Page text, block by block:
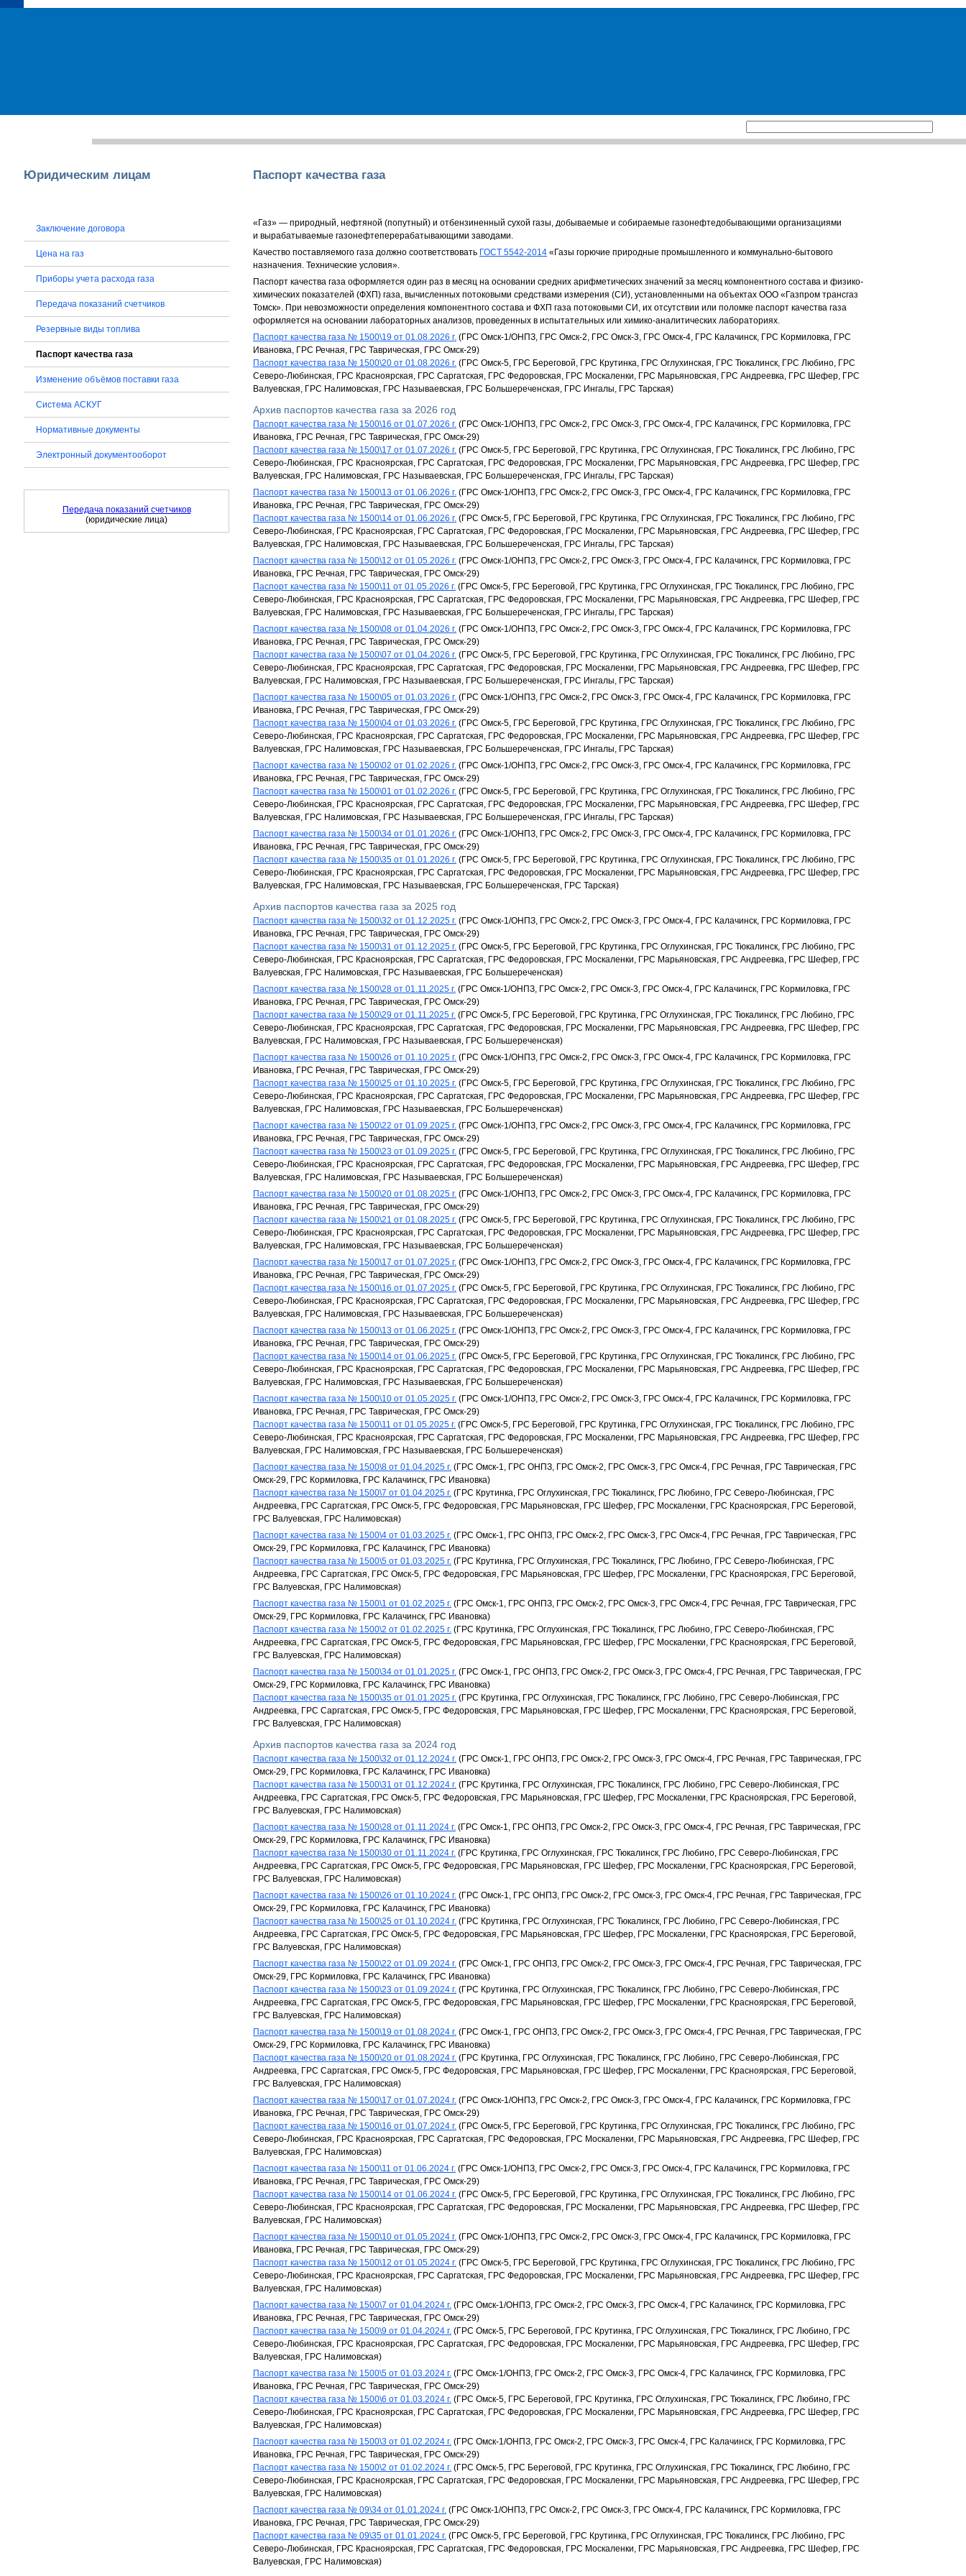
Юридическим лицам
Заключение договора
Цена на газ
Приборы учета расхода газа
Передача показаний счетчиков
Резервные виды топлива
Паспорт качества газа
Изменение объёмов поставки газа
Система АСКУГ
Нормативные документы
Электронный документооборот
Передача показаний счетчиков
(юридические лица)
Паспорт качества газа
«Газ» — природный, нефтяной (попутный) и отбензиненный сухой газы, добываемые и собираемые газонефтедобывающими организациями
и вырабатываемые газонефтеперерабатывающими заводами.
Качество поставляемого газа должно соответствовать ГОСТ 5542-2014 «Газы горючие природные промышленного и коммунально-бытового
назначения. Технические условия».
Паспорт качества газа оформляется один раз в месяц на основании средних арифметических значений за месяц компонентного состава и физико-
химических показателей (ФХП) газа, вычисленных потоковыми средствами измерения (СИ), установленными на объектах ООО «Газпром трансгаз
Томск». При невозможности определения компонентного состава и ФХП газа потоковыми СИ, их отсутствии или поломке паспорт качества газа
оформляется на основании лабораторных анализов, проведенных в испытательных или химико-аналитических лабораториях.
Паспорт качества газа № 1500\19 от 01.08.2026 г. (ГРС Омск-1/ОНПЗ, ГРС Омск-2, ГРС Омск-3, ГРС Омск-4, ГРС Калачинск, ГРС Кормиловка, ГРС
Ивановка, ГРС Речная, ГРС Таврическая, ГРС Омск-29)
Паспорт качества газа № 1500\20 от 01.08.2026 г. (ГРС Омск-5, ГРС Береговой, ГРС Крутинка, ГРС Оглухинская, ГРС Тюкалинск, ГРС Любино, ГРС
Северо-Любинская, ГРС Красноярская, ГРС Саргатская, ГРС Федоровская, ГРС Москаленки, ГРС Марьяновская, ГРС Андреевка, ГРС Шефер, ГРС
Валуевская, ГРС Налимовская, ГРС Называевская, ГРС Большереченская, ГРС Ингалы, ГРС Тарская)
Архив паспортов качества газа за 2026 год
Паспорт качества газа № 1500\16 от 01.07.2026 г. (ГРС Омск-1/ОНПЗ, ГРС Омск-2, ГРС Омск-3, ГРС Омск-4, ГРС Калачинск, ГРС Кормиловка, ГРС
Ивановка, ГРС Речная, ГРС Таврическая, ГРС Омск-29)
Паспорт качества газа № 1500\17 от 01.07.2026 г. (ГРС Омск-5, ГРС Береговой, ГРС Крутинка, ГРС Оглухинская, ГРС Тюкалинск, ГРС Любино, ГРС
Северо-Любинская, ГРС Красноярская, ГРС Саргатская, ГРС Федоровская, ГРС Москаленки, ГРС Марьяновская, ГРС Андреевка, ГРС Шефер, ГРС
Валуевская, ГРС Налимовская, ГРС Называевская, ГРС Большереченская, ГРС Ингалы, ГРС Тарская)
Паспорт качества газа № 1500\13 от 01.06.2026 г. (ГРС Омск-1/ОНПЗ, ГРС Омск-2, ГРС Омск-3, ГРС Омск-4, ГРС Калачинск, ГРС Кормиловка, ГРС
Ивановка, ГРС Речная, ГРС Таврическая, ГРС Омск-29)
Паспорт качества газа № 1500\14 от 01.06.2026 г. (ГРС Омск-5, ГРС Береговой, ГРС Крутинка, ГРС Оглухинская, ГРС Тюкалинск, ГРС Любино, ГРС
Северо-Любинская, ГРС Красноярская, ГРС Саргатская, ГРС Федоровская, ГРС Москаленки, ГРС Марьяновская, ГРС Андреевка, ГРС Шефер, ГРС
Валуевская, ГРС Налимовская, ГРС Называевская, ГРС Большереченская, ГРС Ингалы, ГРС Тарская)
Паспорт качества газа № 1500\12 от 01.05.2026 г. (ГРС Омск-1/ОНПЗ, ГРС Омск-2, ГРС Омск-3, ГРС Омск-4, ГРС Калачинск, ГРС Кормиловка, ГРС
Ивановка, ГРС Речная, ГРС Таврическая, ГРС Омск-29)
Паспорт качества газа № 1500\11 от 01.05.2026 г. (ГРС Омск-5, ГРС Береговой, ГРС Крутинка, ГРС Оглухинская, ГРС Тюкалинск, ГРС Любино, ГРС
Северо-Любинская, ГРС Красноярская, ГРС Саргатская, ГРС Федоровская, ГРС Москаленки, ГРС Марьяновская, ГРС Андреевка, ГРС Шефер, ГРС
Валуевская, ГРС Налимовская, ГРС Называевская, ГРС Большереченская, ГРС Ингалы, ГРС Тарская)
Паспорт качества газа № 1500\08 от 01.04.2026 г. (ГРС Омск-1/ОНПЗ, ГРС Омск-2, ГРС Омск-3, ГРС Омск-4, ГРС Калачинск, ГРС Кормиловка, ГРС
Ивановка, ГРС Речная, ГРС Таврическая, ГРС Омск-29)
Паспорт качества газа № 1500\07 от 01.04.2026 г. (ГРС Омск-5, ГРС Береговой, ГРС Крутинка, ГРС Оглухинская, ГРС Тюкалинск, ГРС Любино, ГРС
Северо-Любинская, ГРС Красноярская, ГРС Саргатская, ГРС Федоровская, ГРС Москаленки, ГРС Марьяновская, ГРС Андреевка, ГРС Шефер, ГРС
Валуевская, ГРС Налимовская, ГРС Называевская, ГРС Большереченская, ГРС Ингалы, ГРС Тарская)
Паспорт качества газа № 1500\05 от 01.03.2026 г. (ГРС Омск-1/ОНПЗ, ГРС Омск-2, ГРС Омск-3, ГРС Омск-4, ГРС Калачинск, ГРС Кормиловка, ГРС
Ивановка, ГРС Речная, ГРС Таврическая, ГРС Омск-29)
Паспорт качества газа № 1500\04 от 01.03.2026 г. (ГРС Омск-5, ГРС Береговой, ГРС Крутинка, ГРС Оглухинская, ГРС Тюкалинск, ГРС Любино, ГРС
Северо-Любинская, ГРС Красноярская, ГРС Саргатская, ГРС Федоровская, ГРС Москаленки, ГРС Марьяновская, ГРС Андреевка, ГРС Шефер, ГРС
Валуевская, ГРС Налимовская, ГРС Называевская, ГРС Большереченская, ГРС Ингалы, ГРС Тарская)
Паспорт качества газа № 1500\02 от 01.02.2026 г. (ГРС Омск-1/ОНПЗ, ГРС Омск-2, ГРС Омск-3, ГРС Омск-4, ГРС Калачинск, ГРС Кормиловка, ГРС
Ивановка, ГРС Речная, ГРС Таврическая, ГРС Омск-29)
Паспорт качества газа № 1500\01 от 01.02.2026 г. (ГРС Омск-5, ГРС Береговой, ГРС Крутинка, ГРС Оглухинская, ГРС Тюкалинск, ГРС Любино, ГРС
Северо-Любинская, ГРС Красноярская, ГРС Саргатская, ГРС Федоровская, ГРС Москаленки, ГРС Марьяновская, ГРС Андреевка, ГРС Шефер, ГРС
Валуевская, ГРС Налимовская, ГРС Называевская, ГРС Большереченская, ГРС Ингалы, ГРС Тарская)
Паспорт качества газа № 1500\34 от 01.01.2026 г. (ГРС Омск-1/ОНПЗ, ГРС Омск-2, ГРС Омск-3, ГРС Омск-4, ГРС Калачинск, ГРС Кормиловка, ГРС
Ивановка, ГРС Речная, ГРС Таврическая, ГРС Омск-29)
Паспорт качества газа № 1500\35 от 01.01.2026 г. (ГРС Омск-5, ГРС Береговой, ГРС Крутинка, ГРС Оглухинская, ГРС Тюкалинск, ГРС Любино, ГРС
Северо-Любинская, ГРС Красноярская, ГРС Саргатская, ГРС Федоровская, ГРС Москаленки, ГРС Марьяновская, ГРС Андреевка, ГРС Шефер, ГРС
Валуевская, ГРС Налимовская, ГРС Называевская, ГРС Большереченская, ГРС Тарская)
Архив паспортов качества газа за 2025 год
Паспорт качества газа № 1500\32 от 01.12.2025 г. (ГРС Омск-1/ОНПЗ, ГРС Омск-2, ГРС Омск-3, ГРС Омск-4, ГРС Калачинск, ГРС Кормиловка, ГРС
Ивановка, ГРС Речная, ГРС Таврическая, ГРС Омск-29)
Паспорт качества газа № 1500\31 от 01.12.2025 г. (ГРС Омск-5, ГРС Береговой, ГРС Крутинка, ГРС Оглухинская, ГРС Тюкалинск, ГРС Любино, ГРС
Северо-Любинская, ГРС Красноярская, ГРС Саргатская, ГРС Федоровская, ГРС Москаленки, ГРС Марьяновская, ГРС Андреевка, ГРС Шефер, ГРС
Валуевская, ГРС Налимовская, ГРС Называевская, ГРС Большереченская)
Паспорт качества газа № 1500\28 от 01.11.2025 г. (ГРС Омск-1/ОНПЗ, ГРС Омск-2, ГРС Омск-3, ГРС Омск-4, ГРС Калачинск, ГРС Кормиловка, ГРС
Ивановка, ГРС Речная, ГРС Таврическая, ГРС Омск-29)
Паспорт качества газа № 1500\29 от 01.11.2025 г. (ГРС Омск-5, ГРС Береговой, ГРС Крутинка, ГРС Оглухинская, ГРС Тюкалинск, ГРС Любино, ГРС
Северо-Любинская, ГРС Красноярская, ГРС Саргатская, ГРС Федоровская, ГРС Москаленки, ГРС Марьяновская, ГРС Андреевка, ГРС Шефер, ГРС
Валуевская, ГРС Налимовская, ГРС Называевская, ГРС Большереченская)
Паспорт качества газа № 1500\26 от 01.10.2025 г. (ГРС Омск-1/ОНПЗ, ГРС Омск-2, ГРС Омск-3, ГРС Омск-4, ГРС Калачинск, ГРС Кормиловка, ГРС
Ивановка, ГРС Речная, ГРС Таврическая, ГРС Омск-29)
Паспорт качества газа № 1500\25 от 01.10.2025 г. (ГРС Омск-5, ГРС Береговой, ГРС Крутинка, ГРС Оглухинская, ГРС Тюкалинск, ГРС Любино, ГРС
Северо-Любинская, ГРС Красноярская, ГРС Саргатская, ГРС Федоровская, ГРС Москаленки, ГРС Марьяновская, ГРС Андреевка, ГРС Шефер, ГРС
Валуевская, ГРС Налимовская, ГРС Называевская, ГРС Большереченская)
Паспорт качества газа № 1500\22 от 01.09.2025 г. (ГРС Омск-1/ОНПЗ, ГРС Омск-2, ГРС Омск-3, ГРС Омск-4, ГРС Калачинск, ГРС Кормиловка, ГРС
Ивановка, ГРС Речная, ГРС Таврическая, ГРС Омск-29)
Паспорт качества газа № 1500\23 от 01.09.2025 г. (ГРС Омск-5, ГРС Береговой, ГРС Крутинка, ГРС Оглухинская, ГРС Тюкалинск, ГРС Любино, ГРС
Северо-Любинская, ГРС Красноярская, ГРС Саргатская, ГРС Федоровская, ГРС Москаленки, ГРС Марьяновская, ГРС Андреевка, ГРС Шефер, ГРС
Валуевская, ГРС Налимовская, ГРС Называевская, ГРС Большереченская)
Паспорт качества газа № 1500\20 от 01.08.2025 г. (ГРС Омск-1/ОНПЗ, ГРС Омск-2, ГРС Омск-3, ГРС Омск-4, ГРС Калачинск, ГРС Кормиловка, ГРС
Ивановка, ГРС Речная, ГРС Таврическая, ГРС Омск-29)
Паспорт качества газа № 1500\21 от 01.08.2025 г. (ГРС Омск-5, ГРС Береговой, ГРС Крутинка, ГРС Оглухинская, ГРС Тюкалинск, ГРС Любино, ГРС
Северо-Любинская, ГРС Красноярская, ГРС Саргатская, ГРС Федоровская, ГРС Москаленки, ГРС Марьяновская, ГРС Андреевка, ГРС Шефер, ГРС
Валуевская, ГРС Налимовская, ГРС Называевская, ГРС Большереченская)
Паспорт качества газа № 1500\17 от 01.07.2025 г. (ГРС Омск-1/ОНПЗ, ГРС Омск-2, ГРС Омск-3, ГРС Омск-4, ГРС Калачинск, ГРС Кормиловка, ГРС
Ивановка, ГРС Речная, ГРС Таврическая, ГРС Омск-29)
Паспорт качества газа № 1500\16 от 01.07.2025 г. (ГРС Омск-5, ГРС Береговой, ГРС Крутинка, ГРС Оглухинская, ГРС Тюкалинск, ГРС Любино, ГРС
Северо-Любинская, ГРС Красноярская, ГРС Саргатская, ГРС Федоровская, ГРС Москаленки, ГРС Марьяновская, ГРС Андреевка, ГРС Шефер, ГРС
Валуевская, ГРС Налимовская, ГРС Называевская, ГРС Большереченская)
Паспорт качества газа № 1500\13 от 01.06.2025 г. (ГРС Омск-1/ОНПЗ, ГРС Омск-2, ГРС Омск-3, ГРС Омск-4, ГРС Калачинск, ГРС Кормиловка, ГРС
Ивановка, ГРС Речная, ГРС Таврическая, ГРС Омск-29)
Паспорт качества газа № 1500\14 от 01.06.2025 г. (ГРС Омск-5, ГРС Береговой, ГРС Крутинка, ГРС Оглухинская, ГРС Тюкалинск, ГРС Любино, ГРС
Северо-Любинская, ГРС Красноярская, ГРС Саргатская, ГРС Федоровская, ГРС Москаленки, ГРС Марьяновская, ГРС Андреевка, ГРС Шефер, ГРС
Валуевская, ГРС Налимовская, ГРС Называевская, ГРС Большереченская)
Паспорт качества газа № 1500\10 от 01.05.2025 г. (ГРС Омск-1/ОНПЗ, ГРС Омск-2, ГРС Омск-3, ГРС Омск-4, ГРС Калачинск, ГРС Кормиловка, ГРС
Ивановка, ГРС Речная, ГРС Таврическая, ГРС Омск-29)
Паспорт качества газа № 1500\11 от 01.05.2025 г. (ГРС Омск-5, ГРС Береговой, ГРС Крутинка, ГРС Оглухинская, ГРС Тюкалинск, ГРС Любино, ГРС
Северо-Любинская, ГРС Красноярская, ГРС Саргатская, ГРС Федоровская, ГРС Москаленки, ГРС Марьяновская, ГРС Андреевка, ГРС Шефер, ГРС
Валуевская, ГРС Налимовская, ГРС Называевская, ГРС Большереченская)
Паспорт качества газа № 1500\8 от 01.04.2025 г. (ГРС Омск-1, ГРС ОНПЗ, ГРС Омск-2, ГРС Омск-3, ГРС Омск-4, ГРС Речная, ГРС Таврическая, ГРС
Омск-29, ГРС Кормиловка, ГРС Калачинск, ГРС Ивановка)
Паспорт качества газа № 1500\7 от 01.04.2025 г. (ГРС Крутинка, ГРС Оглухинская, ГРС Тюкалинск, ГРС Любино, ГРС Северо-Любинская, ГРС
Андреевка, ГРС Саргатская, ГРС Омск-5, ГРС Федоровская, ГРС Марьяновская, ГРС Шефер, ГРС Москаленки, ГРС Красноярская, ГРС Береговой,
ГРС Валуевская, ГРС Налимовская)
Паспорт качества газа № 1500\4 от 01.03.2025 г. (ГРС Омск-1, ГРС ОНПЗ, ГРС Омск-2, ГРС Омск-3, ГРС Омск-4, ГРС Речная, ГРС Таврическая, ГРС
Омск-29, ГРС Кормиловка, ГРС Калачинск, ГРС Ивановка)
Паспорт качества газа № 1500\5 от 01.03.2025 г. (ГРС Крутинка, ГРС Оглухинская, ГРС Тюкалинск, ГРС Любино, ГРС Северо-Любинская, ГРС
Андреевка, ГРС Саргатская, ГРС Омск-5, ГРС Федоровская, ГРС Марьяновская, ГРС Шефер, ГРС Москаленки, ГРС Красноярская, ГРС Береговой,
ГРС Валуевская, ГРС Налимовская)
Паспорт качества газа № 1500\1 от 01.02.2025 г. (ГРС Омск-1, ГРС ОНПЗ, ГРС Омск-2, ГРС Омск-3, ГРС Омск-4, ГРС Речная, ГРС Таврическая, ГРС
Омск-29, ГРС Кормиловка, ГРС Калачинск, ГРС Ивановка)
Паспорт качества газа № 1500\2 от 01.02.2025 г. (ГРС Крутинка, ГРС Оглухинская, ГРС Тюкалинск, ГРС Любино, ГРС Северо-Любинская, ГРС
Андреевка, ГРС Саргатская, ГРС Омск-5, ГРС Федоровская, ГРС Марьяновская, ГРС Шефер, ГРС Москаленки, ГРС Красноярская, ГРС Береговой,
ГРС Валуевская, ГРС Налимовская)
Паспорт качества газа № 1500\34 от 01.01.2025 г. (ГРС Омск-1, ГРС ОНПЗ, ГРС Омск-2, ГРС Омск-3, ГРС Омск-4, ГРС Речная, ГРС Таврическая, ГРС
Омск-29, ГРС Кормиловка, ГРС Калачинск, ГРС Ивановка)
Паспорт качества газа № 1500\35 от 01.01.2025 г. (ГРС Крутинка, ГРС Оглухинская, ГРС Тюкалинск, ГРС Любино, ГРС Северо-Любинская, ГРС
Андреевка, ГРС Саргатская, ГРС Омск-5, ГРС Федоровская, ГРС Марьяновская, ГРС Шефер, ГРС Москаленки, ГРС Красноярская, ГРС Береговой,
ГРС Валуевская, ГРС Налимовская)
Архив паспортов качества газа за 2024 год
Паспорт качества газа № 1500\32 от 01.12.2024 г. (ГРС Омск-1, ГРС ОНПЗ, ГРС Омск-2, ГРС Омск-3, ГРС Омск-4, ГРС Речная, ГРС Таврическая, ГРС
Омск-29, ГРС Кормиловка, ГРС Калачинск, ГРС Ивановка)
Паспорт качества газа № 1500\31 от 01.12.2024 г. (ГРС Крутинка, ГРС Оглухинская, ГРС Тюкалинск, ГРС Любино, ГРС Северо-Любинская, ГРС
Андреевка, ГРС Саргатская, ГРС Омск-5, ГРС Федоровская, ГРС Марьяновская, ГРС Шефер, ГРС Москаленки, ГРС Красноярская, ГРС Береговой,
ГРС Валуевская, ГРС Налимовская)
Паспорт качества газа № 1500\28 от 01.11.2024 г. (ГРС Омск-1, ГРС ОНПЗ, ГРС Омск-2, ГРС Омск-3, ГРС Омск-4, ГРС Речная, ГРС Таврическая, ГРС
Омск-29, ГРС Кормиловка, ГРС Калачинск, ГРС Ивановка)
Паспорт качества газа № 1500\30 от 01.11.2024 г. (ГРС Крутинка, ГРС Оглухинская, ГРС Тюкалинск, ГРС Любино, ГРС Северо-Любинская, ГРС
Андреевка, ГРС Саргатская, ГРС Омск-5, ГРС Федоровская, ГРС Марьяновская, ГРС Шефер, ГРС Москаленки, ГРС Красноярская, ГРС Береговой,
ГРС Валуевская, ГРС Налимовская)
Паспорт качества газа № 1500\26 от 01.10.2024 г. (ГРС Омск-1, ГРС ОНПЗ, ГРС Омск-2, ГРС Омск-3, ГРС Омск-4, ГРС Речная, ГРС Таврическая, ГРС
Омск-29, ГРС Кормиловка, ГРС Калачинск, ГРС Ивановка)
Паспорт качества газа № 1500\25 от 01.10.2024 г. (ГРС Крутинка, ГРС Оглухинская, ГРС Тюкалинск, ГРС Любино, ГРС Северо-Любинская, ГРС
Андреевка, ГРС Саргатская, ГРС Омск-5, ГРС Федоровская, ГРС Марьяновская, ГРС Шефер, ГРС Москаленки, ГРС Красноярская, ГРС Береговой,
ГРС Валуевская, ГРС Налимовская)
Паспорт качества газа № 1500\22 от 01.09.2024 г. (ГРС Омск-1, ГРС ОНПЗ, ГРС Омск-2, ГРС Омск-3, ГРС Омск-4, ГРС Речная, ГРС Таврическая, ГРС
Омск-29, ГРС Кормиловка, ГРС Калачинск, ГРС Ивановка)
Паспорт качества газа № 1500\23 от 01.09.2024 г. (ГРС Крутинка, ГРС Оглухинская, ГРС Тюкалинск, ГРС Любино, ГРС Северо-Любинская, ГРС
Андреевка, ГРС Саргатская, ГРС Омск-5, ГРС Федоровская, ГРС Марьяновская, ГРС Шефер, ГРС Москаленки, ГРС Красноярская, ГРС Береговой,
ГРС Валуевская, ГРС Налимовская)
Паспорт качества газа № 1500\19 от 01.08.2024 г. (ГРС Омск-1, ГРС ОНПЗ, ГРС Омск-2, ГРС Омск-3, ГРС Омск-4, ГРС Речная, ГРС Таврическая, ГРС
Омск-29, ГРС Кормиловка, ГРС Калачинск, ГРС Ивановка)
Паспорт качества газа № 1500\20 от 01.08.2024 г. (ГРС Крутинка, ГРС Оглухинская, ГРС Тюкалинск, ГРС Любино, ГРС Северо-Любинская, ГРС
Андреевка, ГРС Саргатская, ГРС Омск-5, ГРС Федоровская, ГРС Марьяновская, ГРС Шефер, ГРС Москаленки, ГРС Красноярская, ГРС Береговой,
ГРС Валуевская, ГРС Налимовская)
Паспорт качества газа № 1500\17 от 01.07.2024 г. (ГРС Омск-1/ОНПЗ, ГРС Омск-2, ГРС Омск-3, ГРС Омск-4, ГРС Калачинск, ГРС Кормиловка, ГРС
Ивановка, ГРС Речная, ГРС Таврическая, ГРС Омск-29)
Паспорт качества газа № 1500\16 от 01.07.2024 г. (ГРС Омск-5, ГРС Береговой, ГРС Крутинка, ГРС Оглухинская, ГРС Тюкалинск, ГРС Любино, ГРС
Северо-Любинская, ГРС Красноярская, ГРС Саргатская, ГРС Федоровская, ГРС Москаленки, ГРС Марьяновская, ГРС Андреевка, ГРС Шефер, ГРС
Валуевская, ГРС Налимовская)
Паспорт качества газа № 1500\11 от 01.06.2024 г. (ГРС Омск-1/ОНПЗ, ГРС Омск-2, ГРС Омск-3, ГРС Омск-4, ГРС Калачинск, ГРС Кормиловка, ГРС
Ивановка, ГРС Речная, ГРС Таврическая, ГРС Омск-29)
Паспорт качества газа № 1500\14 от 01.06.2024 г. (ГРС Омск-5, ГРС Береговой, ГРС Крутинка, ГРС Оглухинская, ГРС Тюкалинск, ГРС Любино, ГРС
Северо-Любинская, ГРС Красноярская, ГРС Саргатская, ГРС Федоровская, ГРС Москаленки, ГРС Марьяновская, ГРС Андреевка, ГРС Шефер, ГРС
Валуевская, ГРС Налимовская)
Паспорт качества газа № 1500\10 от 01.05.2024 г. (ГРС Омск-1/ОНПЗ, ГРС Омск-2, ГРС Омск-3, ГРС Омск-4, ГРС Калачинск, ГРС Кормиловка, ГРС
Ивановка, ГРС Речная, ГРС Таврическая, ГРС Омск-29)
Паспорт качества газа № 1500\12 от 01.05.2024 г. (ГРС Омск-5, ГРС Береговой, ГРС Крутинка, ГРС Оглухинская, ГРС Тюкалинск, ГРС Любино, ГРС
Северо-Любинская, ГРС Красноярская, ГРС Саргатская, ГРС Федоровская, ГРС Москаленки, ГРС Марьяновская, ГРС Андреевка, ГРС Шефер, ГРС
Валуевская, ГРС Налимовская)
Паспорт качества газа № 1500\7 от 01.04.2024 г. (ГРС Омск-1/ОНПЗ, ГРС Омск-2, ГРС Омск-3, ГРС Омск-4, ГРС Калачинск, ГРС Кормиловка, ГРС
Ивановка, ГРС Речная, ГРС Таврическая, ГРС Омск-29)
Паспорт качества газа № 1500\9 от 01.04.2024 г. (ГРС Омск-5, ГРС Береговой, ГРС Крутинка, ГРС Оглухинская, ГРС Тюкалинск, ГРС Любино, ГРС
Северо-Любинская, ГРС Красноярская, ГРС Саргатская, ГРС Федоровская, ГРС Москаленки, ГРС Марьяновская, ГРС Андреевка, ГРС Шефер, ГРС
Валуевская, ГРС Налимовская)
Паспорт качества газа № 1500\5 от 01.03.2024 г. (ГРС Омск-1/ОНПЗ, ГРС Омск-2, ГРС Омск-3, ГРС Омск-4, ГРС Калачинск, ГРС Кормиловка, ГРС
Ивановка, ГРС Речная, ГРС Таврическая, ГРС Омск-29)
Паспорт качества газа № 1500\6 от 01.03.2024 г. (ГРС Омск-5, ГРС Береговой, ГРС Крутинка, ГРС Оглухинская, ГРС Тюкалинск, ГРС Любино, ГРС
Северо-Любинская, ГРС Красноярская, ГРС Саргатская, ГРС Федоровская, ГРС Москаленки, ГРС Марьяновская, ГРС Андреевка, ГРС Шефер, ГРС
Валуевская, ГРС Налимовская)
Паспорт качества газа № 1500\3 от 01.02.2024 г. (ГРС Омск-1/ОНПЗ, ГРС Омск-2, ГРС Омск-3, ГРС Омск-4, ГРС Калачинск, ГРС Кормиловка, ГРС
Ивановка, ГРС Речная, ГРС Таврическая, ГРС Омск-29)
Паспорт качества газа № 1500\2 от 01.02.2024 г. (ГРС Омск-5, ГРС Береговой, ГРС Крутинка, ГРС Оглухинская, ГРС Тюкалинск, ГРС Любино, ГРС
Северо-Любинская, ГРС Красноярская, ГРС Саргатская, ГРС Федоровская, ГРС Москаленки, ГРС Марьяновская, ГРС Андреевка, ГРС Шефер, ГРС
Валуевская, ГРС Налимовская)
Паспорт качества газа № 09\34 от 01.01.2024 г. (ГРС Омск-1/ОНПЗ, ГРС Омск-2, ГРС Омск-3, ГРС Омск-4, ГРС Калачинск, ГРС Кормиловка, ГРС
Ивановка, ГРС Речная, ГРС Таврическая, ГРС Омск-29)
Паспорт качества газа № 09\35 от 01.01.2024 г. (ГРС Омск-5, ГРС Береговой, ГРС Крутинка, ГРС Оглухинская, ГРС Тюкалинск, ГРС Любино, ГРС
Северо-Любинская, ГРС Красноярская, ГРС Саргатская, ГРС Федоровская, ГРС Москаленки, ГРС Марьяновская, ГРС Андреевка, ГРС Шефер, ГРС
Валуевская, ГРС Налимовская)